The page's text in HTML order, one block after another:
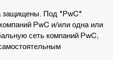
защищены. Под "PwC"
PwC и/или одна или
сеть компаний PwC,